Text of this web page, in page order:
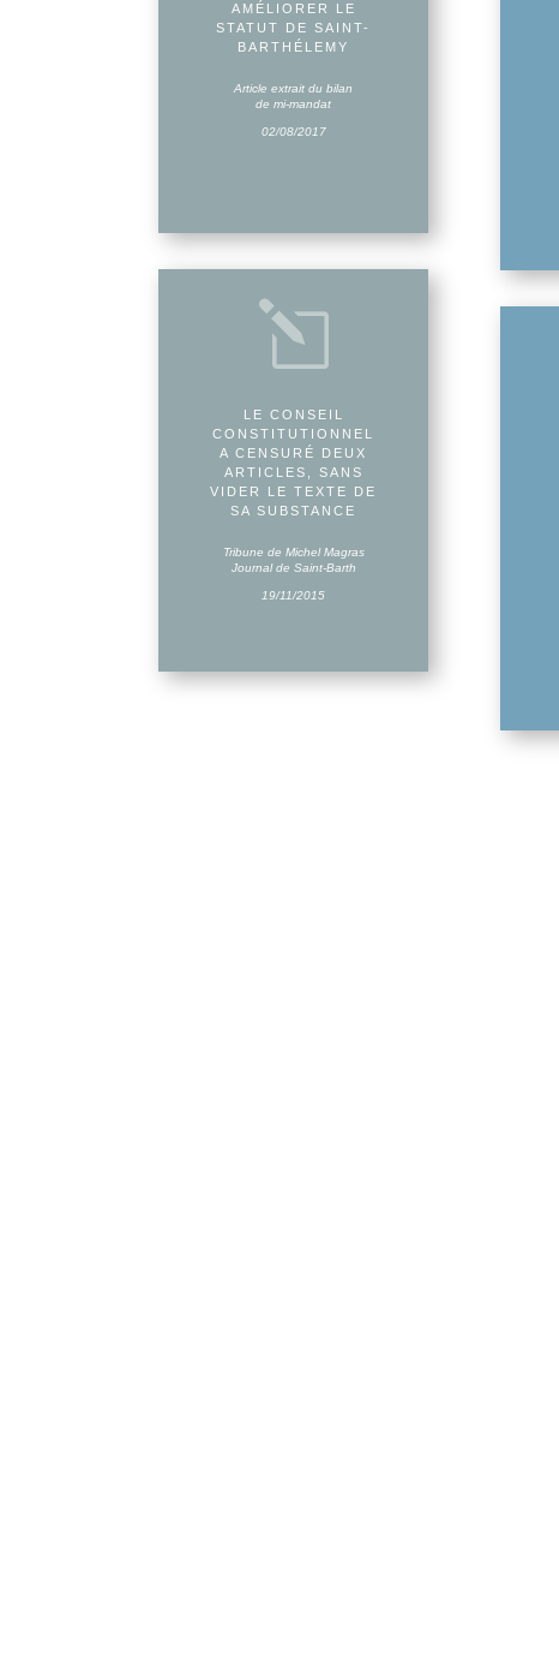
AMÉLIORER LE
STATUT DE SAINT-
BARTHÉLEMY
Article extrait du bilan
de mi-mandat
02/08/2017
l
LE CONSEIL
CONSTITUTIONNEL
A CENSURÉ DEUX
ARTICLES, SANS
VIDER LE TEXTE DE
SA SUBSTANCE
Tribune de Michel Magras
Journal de Saint-Barth
19/11/2015